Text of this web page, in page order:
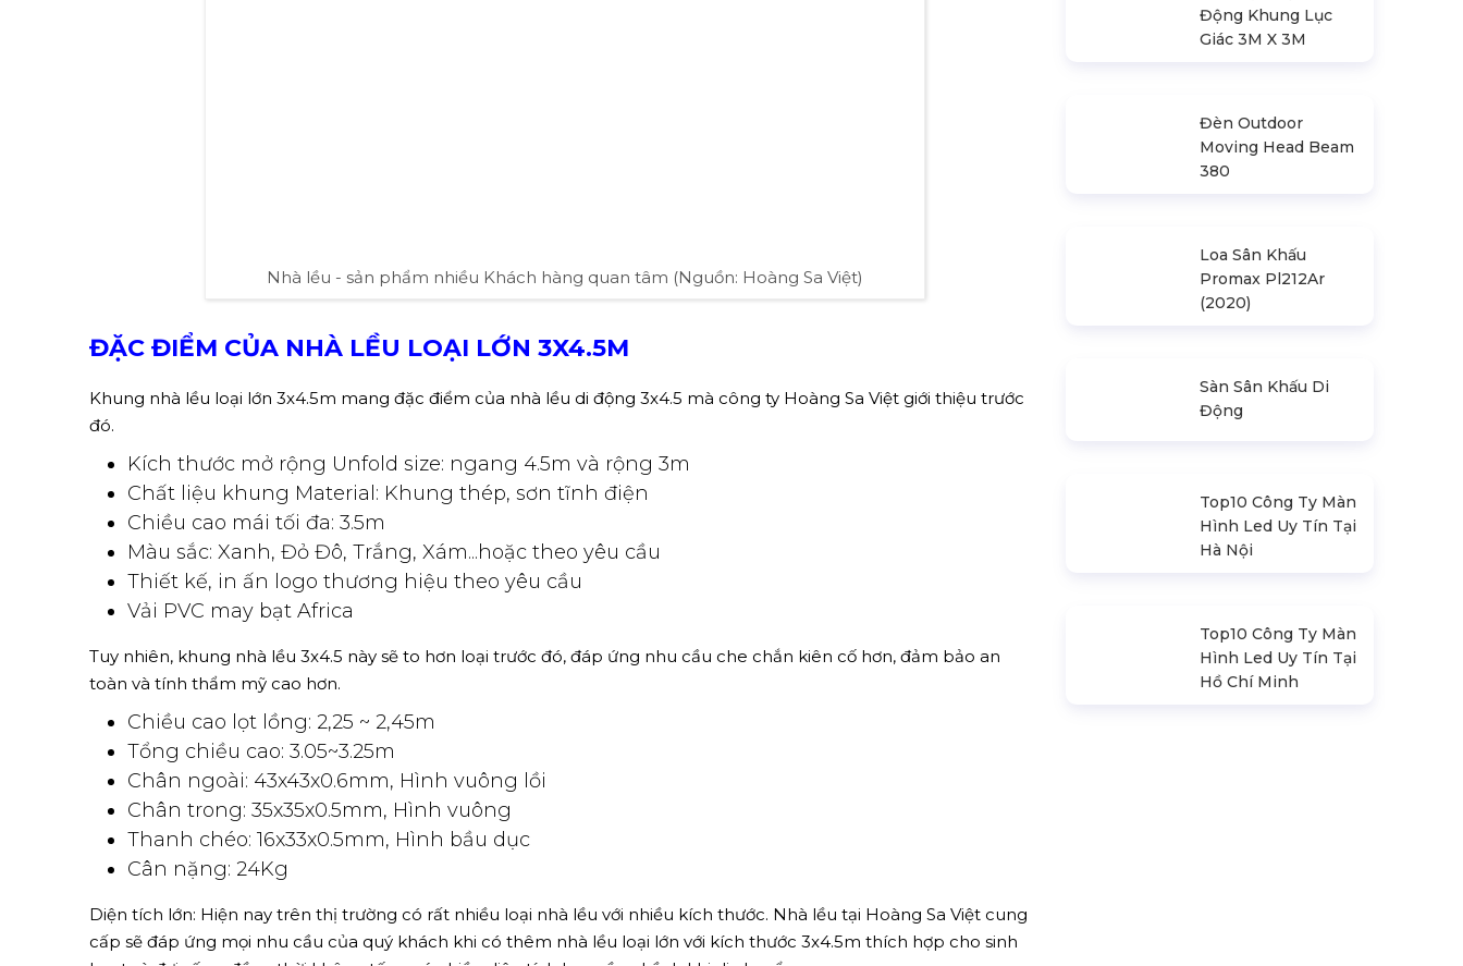
Nhà lều - sản phẩm nhiều Khách hàng quan tâm (Nguồn: Hoàng Sa Việt)
Khung nhà lều loại lớn 3x4.5m mang đặc điểm của nhà lều di động 3x4.5 mà công ty Hoàng Sa Việt giới thiệu trước
Kích thước mở rộng Unfold size: ngang 4.5m và rộng 3m
Chất liệu khung Material: Khung thép, sơn tĩnh điện
Chiều cao mái tối đa: 3.5m
Màu sắc: Xanh, Đỏ Đô, Trắng, Xám...hoặc theo yêu cầu
Thiết kế, in ấn logo thương hiệu theo yêu cầu
Tuy nhiên, khung nhà lều 3x4.5 này sẽ to hơn loại trước đó, đáp ứng nhu cầu che chắn kiên cố hơn, đảm bảo an
Nhà Bạt Xếp Di
Động Khung Lục
Đèn Outdoor
Moving Head Beam
Loa Sân Khấu
Promax Pl212Ar
Sàn Sân Khấu Di
Top10 Công Ty Màn
Hình Led Uy Tín Tại
Top10 Công Ty Màn
Hình Led Uy Tín Tại